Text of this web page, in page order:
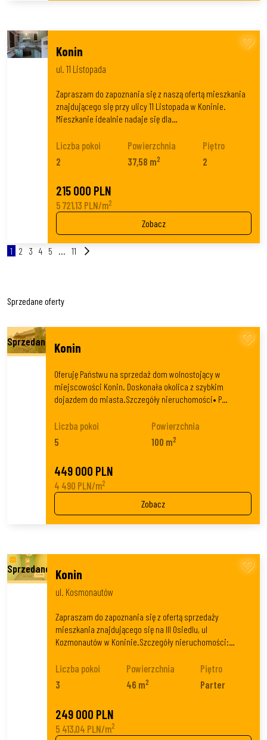
Konin
ul. 11 Listopada
Zapraszam do zapoznania się z naszą ofertą mieszkania
znajdującego się przy ulicy 11 Listopada w Koninie.
Mieszkanie idealnie nadaje się dla…
Liczba pokoi
2
Powierzchnia
37,58 m2
Piętro
2
215 000 PLN
5 721,13 PLN/m2
Zobacz
1 2 3 4 5 ... 11
Sprzedane oferty
Konin
Oferuję Państwu na sprzedaż dom wolnostojący w
miejscowości Konin. Doskonała okolica z szybkim
dojazdem do miasta.Szczegóły nieruchomości• P…
Liczba pokoi
5
Powierzchnia
100 m2
449 000 PLN
4 490 PLN/m2
Zobacz
Konin
ul. Kosmonautów
Zapraszam do zapoznania się z ofertą sprzedaży
mieszkania znajdującego się na III Osiedlu, ul
Kozmonautów w Koninie.Szczegóły nieruchomości:…
Liczba pokoi
3
Powierzchnia
46 m2
Piętro
Parter
249 000 PLN
5 413,04 PLN/m2